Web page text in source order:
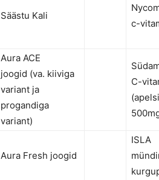
Säästu Kali
c-
Aura ACE
joogid (va. kiiviga
variant ja
progandiga
variant)
C-
Aura Fresh joogid
ISLA